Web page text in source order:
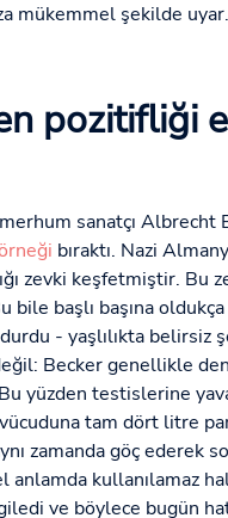
mükemmel şekilde
pozitifliği
sanatçı Albrecht
bıraktı. Nazi
zevki keşfetmiştir. Bu
bile başlı başına
durdu - yaşlılıkta
Becker genellikle
yüzden testislerine
tam dört litre
zamanda göç ederek
anlamda kullanılamaz
ve böylece bugün